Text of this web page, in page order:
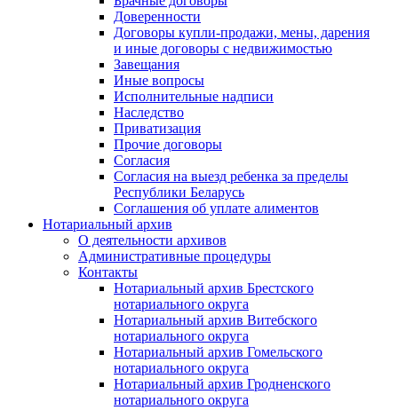
Доверенности
Договоры купли-продажи, мены, дарения
и иные договоры с недвижимостью
Завещания
Иные вопросы
Исполнительные надписи
Наследство
Приватизация
Прочие договоры
Согласия
Согласия на выезд ребенка за пределы
Республики Беларусь
Соглашения об уплате алиментов
Нотариальный архив
О деятельности архивов
Административные процедуры
Контакты
Нотариальный архив Брестского
нотариального округа
Нотариальный архив Витебского
нотариального округа
Нотариальный архив Гомельского
нотариального округа
Нотариальный архив Гродненского
нотариального округа